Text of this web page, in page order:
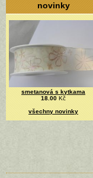
novinky
smetanová s kytkama
18.00 Kč
všechny novinky